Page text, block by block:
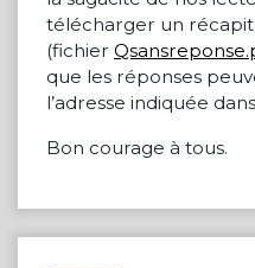
télécharger un
(fichier
que les réponses
l’adresse indiquée
Bon courage à tous.